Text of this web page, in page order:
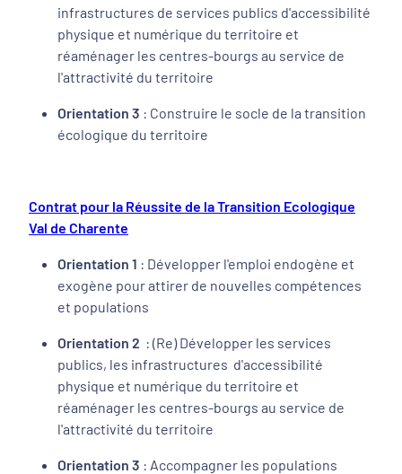
infrastructures de services publics d'accessibilité
physique et numérique du territoire et
réaménager les centres-bourgs au service de
l'attractivité du territoire
Orientation 3 : Construire le socle de la transition
écologique du territoire
Contrat pour la Réussite de la Transition Ecologique
Val de Charente
Orientation 1 : Développer l'emploi endogène et
exogène pour attirer de nouvelles compétences
et populations
Orientation 2 : (Re) Développer les services
publics, les infrastructures d'accessibilité
physique et numérique du territoire et
réaménager les centres-bourgs au service de
l'attractivité du territoire
Orientation 3 : Accompagner les populations